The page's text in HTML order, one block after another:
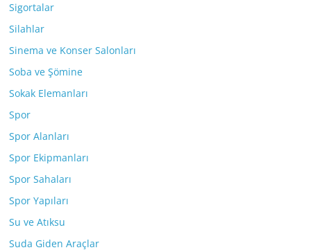
Sigortalar
Silahlar
Sinema ve Konser Salonları
Soba ve Şömine
Sokak Elemanları
Spor
Spor Alanları
Spor Ekipmanları
Spor Sahaları
Spor Yapıları
Su ve Atıksu
Suda Giden Araçlar